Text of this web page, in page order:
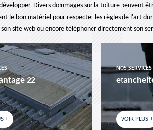
Divers dommages sur la toiture peuvent
le bon matériel pour respecter les règles de l'art
site web ou encore téléphoner directement son
22
+
NOS SERVICES
VOIR PLUS +